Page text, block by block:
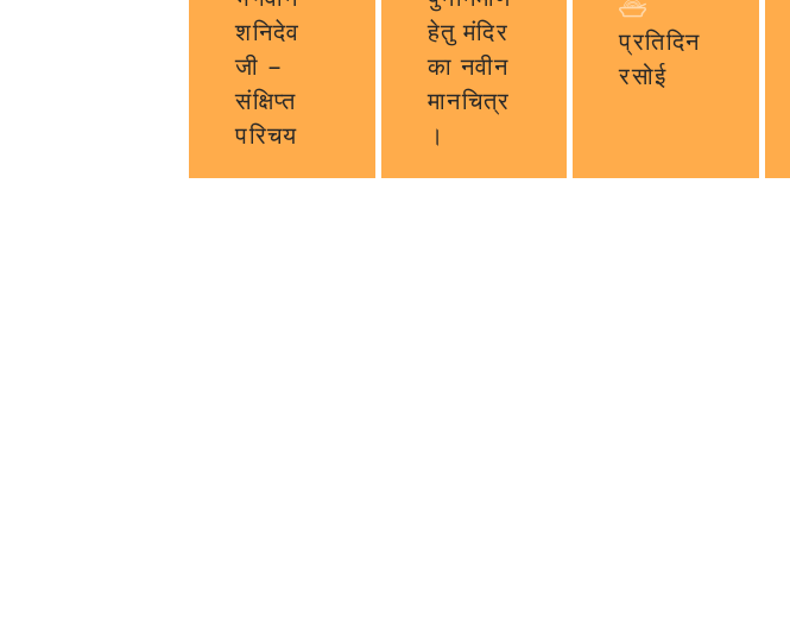
शनिदेव
जी –
संक्षिप्त
परिचय
हेतु मंदिर
का नवीन
मानचित्र
।
प्रतिदिन
रसोई